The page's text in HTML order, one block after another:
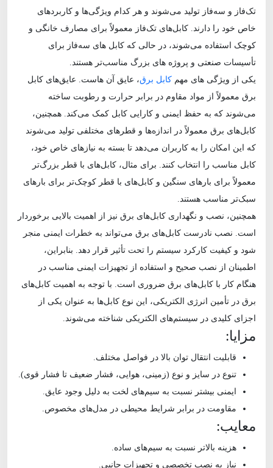
تک‌فاز و سه‌فاز تولید می‌شوند و هر کدام ویژگی‌ها و کاربردهای
خاص خود را دارند. کابل‌های تک‌فاز معمولاً برای مصارف خانگی و
کوچک استفاده می‌شوند، در حالی که کابل‌ های سه‌فاز برای
تأسیسات صنعتی و پروژه‌ های بزرگ مناسب‌تر هستند.
یکی از ویژگی‌ های مهم کابل‌ برق، عایق آن‌ هاست. عایق‌های کابل
برق معمولاً از مواد مقاوم در برابر حرارت و رطوبت ساخته
می‌شوند که به حفظ ایمنی و کارایی کابل کمک می‌کند. همچنین،
کابل‌های برق معمولاً در اندازه‌ها و قطرهای مختلفی تولید می‌شوند
که این امکان را به کاربران می‌دهد تا بسته به نیازهای خاص خود،
کابل مناسب را انتخاب کنند. برای مثال، کابل‌های با قطر بزرگ‌تر
معمولاً برای بارهای سنگین و کابل‌های با قطر کوچک‌تر برای بارهای
سبک‌تر مناسب هستند.
همچنین، نصب و نگهداری کابل‌های برق نیز از اهمیت بالایی برخوردار
است. نصب نادرست کابل‌های برق می‌تواند به خطرات ایمنی منجر
شود و کیفیت کارکرد سیستم را تحت تأثیر قرار دهد. بنابراین،
اطمینان از نصب صحیح و استفاده از تجهیزات ایمنی مناسب در
هنگام کار با کابل‌های برق ضروری است. با توجه به اهمیت کابل‌های
برق در تأمین انرژی الکتریکی، این نوع کابل‌ها به عنوان یکی از
اجزای کلیدی در سیستم‌های الکتریکی شناخته می‌شوند.
مزایا:
قابلیت انتقال توان بالا در فواصل مختلف.
تنوع در سایز و نوع (زمینی، هوایی، فشار ضعیف تا فشار قوی).
ایمنی بیشتر نسبت به سیم‌های لخت به دلیل وجود عایق.
مقاومت در برابر شرایط محیطی در مدل‌های مخصوص.
معایب:
هزینه بالاتر نسبت به سیم‌های ساده.
نیاز به نصب تخصصی و تجهیزات جانبی.